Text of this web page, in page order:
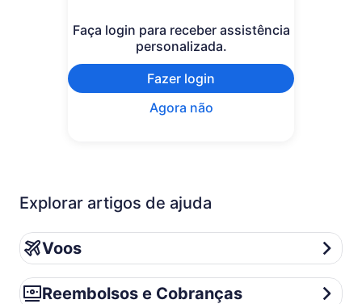
Faça login para receber assistência
personalizada.
Fazer login
Agora não
Explorar artigos de ajuda
Voos
Voos
Reembolsos e Cobranças
Reembolsos e Cobranças